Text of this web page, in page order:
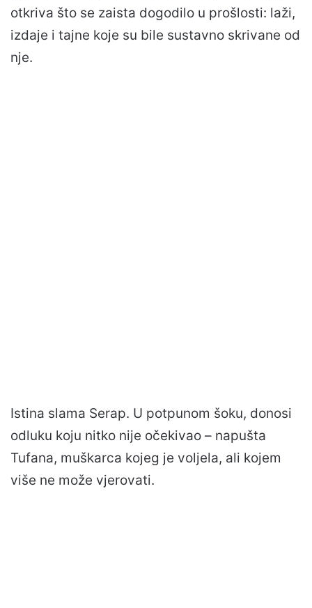
otkriva što se zaista dogodilo u prošlosti: laži,
izdaje i tajne koje su bile sustavno skrivane od
nje.
Istina slama Serap. U potpunom šoku, donosi
odluku koju nitko nije očekivao – napušta
Tufana, muškarca kojeg je voljela, ali kojem
više ne može vjerovati.